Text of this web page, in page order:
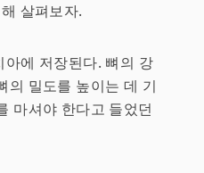
살펴보자.
에 저장된다. 뼈의 강
의 밀도를 높이는 데 기
마셔야 한다고 들었던